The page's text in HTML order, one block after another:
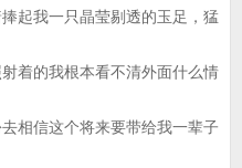
我一只晶莹剔透的玉足，猛
着的我根本看不清外面什么情
相信这个将来要带给我一辈子